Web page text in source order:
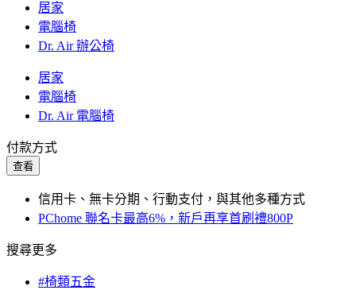
居家
電腦椅
Dr. Air 辦公椅
居家
電腦椅
Dr. Air 電腦椅
付款方式
查看
信用卡、無卡分期、行動支付，與其他多種方式
PChome 聯名卡最高6%，新戶再享首刷禮800P
搜尋更多
#椅類五金